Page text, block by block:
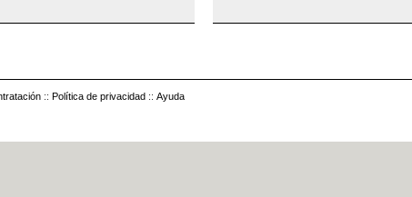
:: Política de privacidad :: Ayuda